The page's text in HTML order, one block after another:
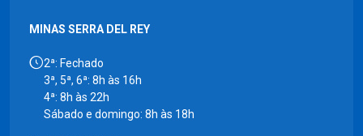
MINAS SERRA DEL REY
2ª: Fechado
3ª, 5ª, 6ª: 8h às 16h
4ª: 8h às 22h
Sábado e domingo: 8h às 18h